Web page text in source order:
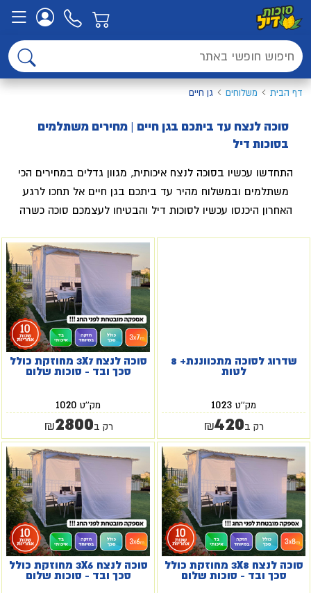
דף הבית משלוחים גן חיים
סוכה לנצח עד ביתכם בגן חיים | מחירים משתלמים
בסוכות דיל
התחדשו עכשיו בסוכה לנצח איכותית, מגוון גדלים במחירים הכי
משתלמים ובמשלוח מהיר עד ביתכם בגן חיים אל תחכו לרגע
האחרון היכנסו עכשיו לסוכות דיל והבטיחו לעצמכם סוכה כשרה
שדרוג לסוכה מתכווננת+ 8
לטות
מק''ט 1023
רק ב ₪420
סוכה לנצח 3X7 מחוזקת כולל
סכך ובד - סוכות שלום
מק''ט 1020
רק ב ₪2800
סוכה לנצח 3X8 מחוזקת כולל
סכך ובד - סוכות שלום
סוכה לנצח 3X6 מחוזקת כולל
סכך ובד - סוכות שלום